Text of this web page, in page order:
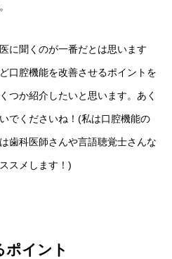
に聞くのが一番だとは思います
口腔機能を改善させるポイントを
つか紹介したいと思います。あく
でくださいね！(私は口腔機能の
歯科医師さんや言語聴覚士さんな
スメします！)
ポイント